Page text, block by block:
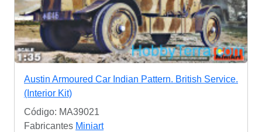
Austin Armoured Car Indian Pattern. British Service.
(Interior Kit)
Código: MA39021
Fabricantes Miniart